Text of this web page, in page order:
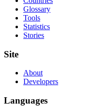
Glossary
Tools
Statistics
Stories
Site
About
Developers
Languages